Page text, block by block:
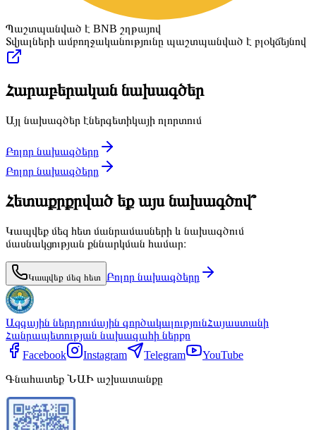
Պաշտպանված է BNB շղթայով
Տվյալների ամբողջականությունը պաշտպանված է բլօկճեյնով
Հարաբերական նախագծեր
Այլ նախագծեր էներգետիկայի ոլորտում
Բոլոր նախագծերը
Բոլոր նախագծերը
Հետաքրքրված եք այս նախագծով՞
Կապվեք մեզ հետ մանրամասների և նախագծում
մասնակցության քննարկման համար։
Կապվեք մեզ հետ Բոլոր նախագծերը
Ազգային ներդրումային գործակալությունՀայաստանի
Հանրապետության նախագահի ներքո
Facebook
Instagram Telegram
YouTube
Գնահատեք ՆԱԻ աշխատանքը